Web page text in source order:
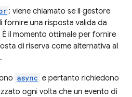
: viene chiamato se il gestore
fornire una risposta valida da
il momento ottimale per fornire
di riserva come alternativa al
async e pertanto richiedono
ogni volta che un evento di